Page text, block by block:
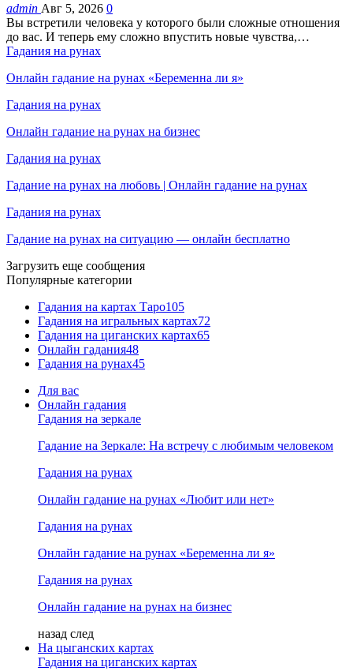
admin Авг 5, 2026 0
Вы встретили человека у которого были сложные отношения
до вас. И теперь ему сложно впустить новые чувства,…
Гадания на рунах
Онлайн гадание на рунах «Беременна ли я»
Гадания на рунах
Онлайн гадание на рунах на бизнес
Гадания на рунах
Гадание на рунах на любовь | Онлайн гадание на рунах
Гадания на рунах
Гадание на рунах на ситуацию — онлайн бесплатно
Загрузить еще сообщения
Популярные категории
Гадания на картах Таро105
Гадания на игральных картах72
Гадания на циганских картах65
Онлайн гадания48
Гадания на рунах45
Для вас
Онлайн гадания
Гадания на зеркале
Гадание на Зеркале: На встречу с любимым человеком
Гадания на рунах
Онлайн гадание на рунах «Любит или нет»
Гадания на рунах
Онлайн гадание на рунах «Беременна ли я»
Гадания на рунах
Онлайн гадание на рунах на бизнес
назад след
На цыганских картах
Гадания на циганских картах